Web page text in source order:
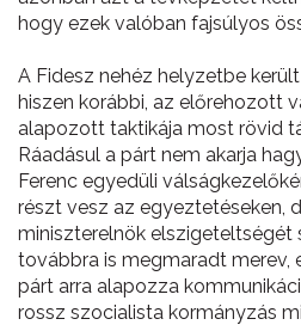
hogy ezek valóban fajsúlyos
A Fidesz nehéz helyzetbe
hiszen korábbi, az előrehozott
alapozott taktikája most rövid
Ráadásul a párt nem akarja
Ferenc egyedüli
részt vesz az egyeztetéseken,
miniszterelnök elszigeteltségét
továbbra is megmaradt merev,
párt arra alapozza
rossz szocialista kormányzás